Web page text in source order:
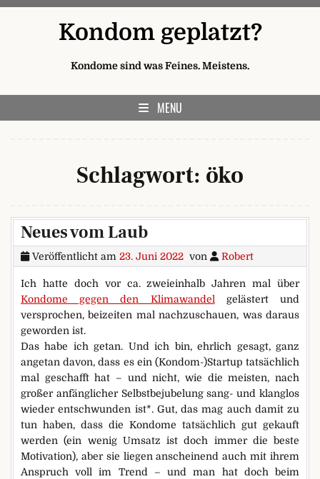
Kondom geplatzt?
Kondome sind was Feines. Meistens.
MENU
Schlagwort: öko
Neues vom Laub
Veröffentlicht am 23. Juni 2022 von Robert
Ich hatte doch vor ca. zweieinhalb Jahren mal über
Kondome gegen den Klimawandel
gelästert und
versprochen, beizeiten mal nachzuschauen, was daraus
geworden ist.
Das habe ich getan. Und ich bin, ehrlich gesagt, ganz
angetan davon, dass es ein (Kondom-)Startup tatsächlich
mal geschafft hat – und nicht, wie die meisten, nach
großer anfänglicher Selbstbejubelung sang- und klanglos
wieder entschwunden ist*. Gut, das mag auch damit zu
tun haben, dass die Kondome tatsächlich gut gekauft
werden (ein wenig Umsatz ist doch immer die beste
Motivation), aber sie liegen anscheinend auch mit ihrem
Anspruch voll im Trend – und man hat doch beim